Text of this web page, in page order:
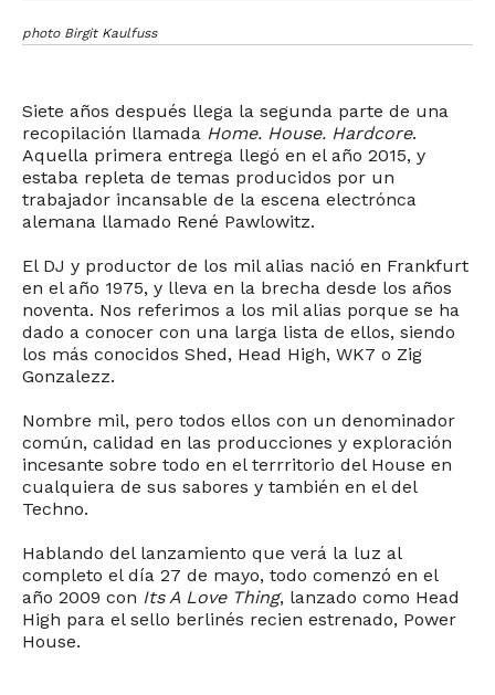
photo Birgit Kaulfuss
Siete años después llega la segunda parte de una
recopilación llamada Home. House. Hardcore.
Aquella primera entrega llegó en el año 2015, y
estaba repleta de temas producidos por un
trabajador incansable de la escena electrónca
alemana llamado René Pawlowitz.
El DJ y productor de los mil alias nació en Frankfurt
en el año 1975, y lleva en la brecha desde los años
noventa. Nos referimos a los mil alias porque se ha
dado a conocer con una larga lista de ellos, siendo
los más conocidos Shed, Head High, WK7 o Zig
Gonzalezz.
Nombre mil, pero todos ellos con un denominador
común, calidad en las producciones y exploración
incesante sobre todo en el terrritorio del House en
cualquiera de sus sabores y también en el del
Techno.
Hablando del lanzamiento que verá la luz al
completo el día 27 de mayo, todo comenzó en el
año 2009 con Its A Love Thing, lanzado como Head
High para el sello berlinés recien estrenado, Power
House.